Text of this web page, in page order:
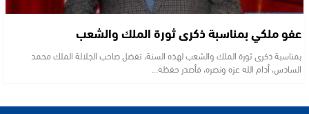
عفو ملكي بمناسبة ذكرى ثورة الملك والشعب
بمناسبة ذكرى ثورة الملك والشعب لهذه السنة، تفضل صاحب الجلالة الملك محمد
السادس، أدام الله عزه ونصره، فأصدر حفظه…